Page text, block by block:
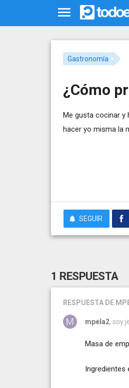
Gastronomía
¿Cómo
Me gusta cocinar y
hacer yo misma la
SEGUIR
1 RESPUESTA
RESPUESTA DE
mpela2, soy
Masa de
Ingredientes